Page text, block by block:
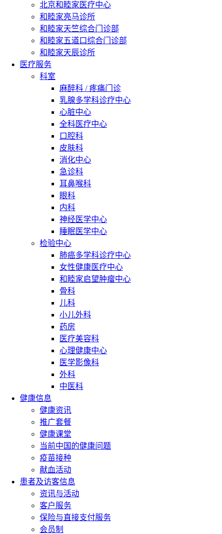
北京和睦家医疗中心
和睦家亮马诊所
和睦家天竺综合门诊部
和睦家五道口综合门诊部
和睦家天辰诊所
医疗服务
科室
麻醉科 / 疼痛门诊
乳腺多学科诊疗中心
心脏中心
全科医疗中心
口腔科
皮肤科
消化中心
急诊科
耳鼻喉科
眼科
内科
神经医学中心
睡眠医学中心
检验中心
肺癌多学科诊疗中心
女性健康医疗中心
和睦家启望肿瘤中心
骨科
儿科
小儿外科
药房
医疗美容科
心理健康中心
医学影像科
外科
中医科
健康信息
健康资讯
推广套餐
健康课堂
当前中国的健康问题
疫苗接种
献血活动
患者及访客信息
资讯与活动
客户服务
保险与直接支付服务
会员制